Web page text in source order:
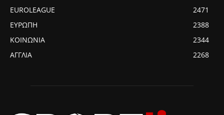
EUROLEAGUE
2471
ΕΥΡΩΠΗ
2388
ΚΟΙΝΩΝΙΑ
2344
ΑΓΓΛΙΑ
2268